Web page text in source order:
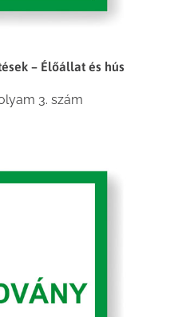
– Élőállat és hús
3. szám